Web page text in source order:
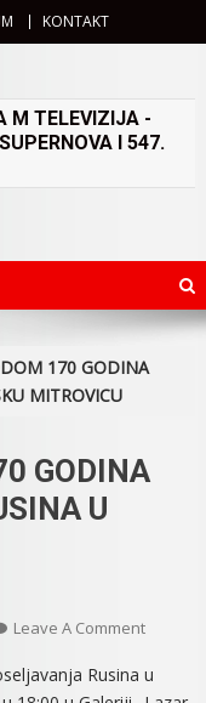
KONTAKT
M TELEVIZIJA -
I 547.
170 GODINA
MITROVICU
GODINA
U
Leave A CommentOn
Rusina u